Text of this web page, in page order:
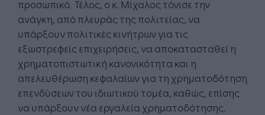
προσωπικό. Τέλος, ο κ. Μίχαλος τόνισε την
ανάγκη, από πλευράς της πολιτείας, να
υπάρξουν πολιτικές κινήτρων για τις
εξωστρεφείς επιχειρήσεις, να αποκατασταθεί η
χρηματοπιστωτική κανονικότητα και η
απελευθέρωση κεφαλαίων για τη χρηματοδότηση
επενδύσεων του ιδιωτικού τομέα, καθώς, επίσης
να υπάρξουν νέα εργαλεία χρηματοδότησης.